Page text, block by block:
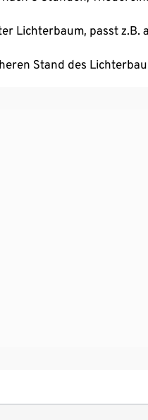
Lichterbaum, passt z.B.
Stand des